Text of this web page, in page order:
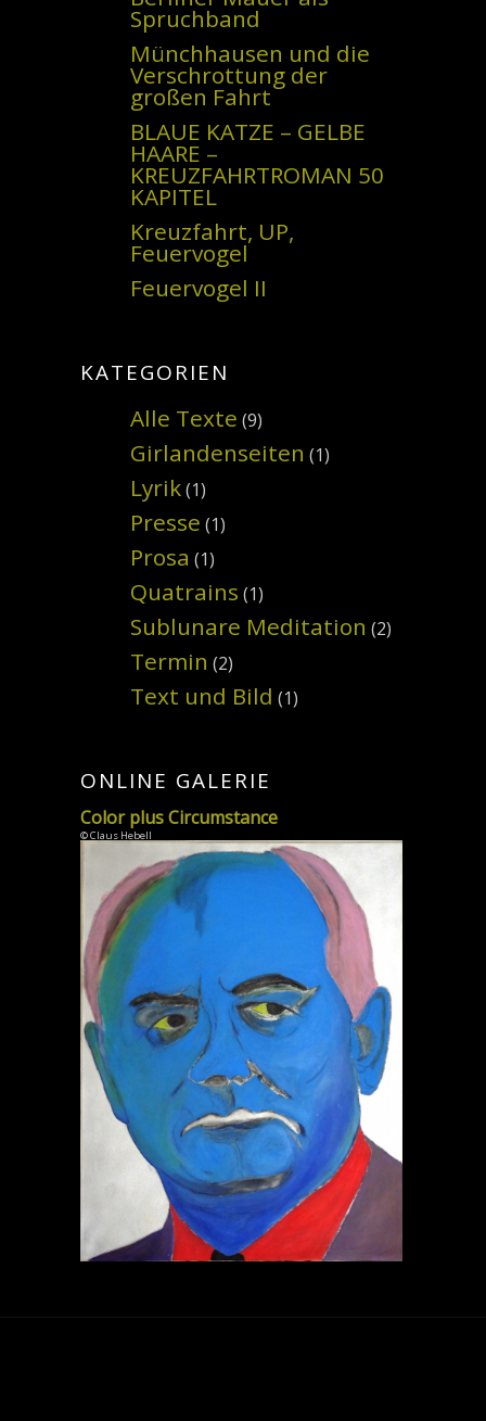
Spruchband
Münchhausen und die
Verschrottung der
großen Fahrt
BLAUE KATZE – GELBE
HAARE –
KREUZFAHRTROMAN 50
KAPITEL
Kreuzfahrt, UP,
Feuervogel
Feuervogel II
KATEGORIEN
Alle Texte (9)
Girlandenseiten (1)
Lyrik(1)
Presse (1)
Prosa (1)
Quatrains (1)
Sublunare Meditation (2)
Termin (2)
Text und Bild (1)
ONLINE GALERIE
Color plus Circumstance
© Claus Hebell